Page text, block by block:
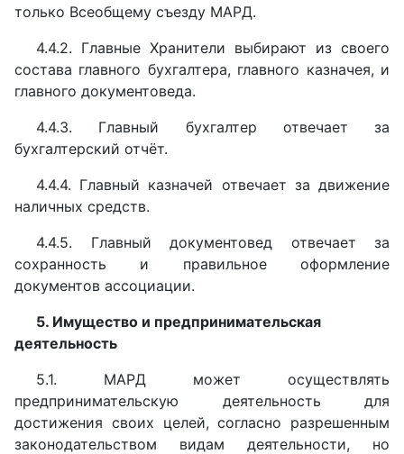
только Всеобщему съезду МАРД.
4.4.2. Главные Хранители выбирают из своего
состава главного бухгалтера, главного казначея, и
главного документоведа.
4.4.3. Главный бухгалтер отвечает за
бухгалтерский отчёт.
4.4.4. Главный казначей отвечает за движение
наличных средств.
4.4.5. Главный документовед отвечает за
сохранность и правильное оформление
документов ассоциации.
5. Имущество и предпринимательская
деятельность
5.1. МАРД может осуществлять
предпринимательскую деятельность для
достижения своих целей, согласно разрешенным
законодательством видам деятельности, но